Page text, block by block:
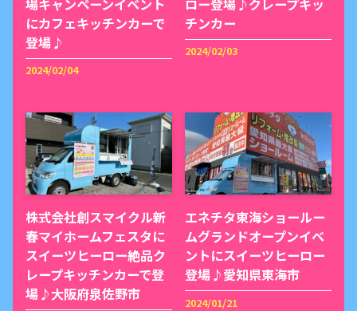
にカフェキッチンカーで
登場♪
2024/02/04
チンカー
2024/02/03
株式会社創スマイクル新
春マイホームフェスタに
スイーツヒーロー絶品ク
レープキッチンカーで登
場♪大阪府泉佐野市
エネチタ東海ショールー
ムグランドオープンイベ
ントにスイーツヒーロー
登場♪愛知県東海市
2024/01/21